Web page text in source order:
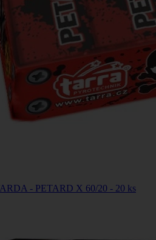
- PETARD X 60/20 - 20 ks